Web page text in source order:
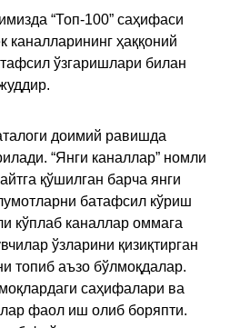
“Топ-100” саҳифаси
каналларининг ҳаққоний
ўзгаришлари билан
доимий равишда
“Янги каналлар” номли
қўшилган барча янги
батафсил кўриш
кўплаб каналлар оммага
ўзларини қизиқтирган
топиб аъзо бўлмоқдалар.
саҳифалари ва
фаол иш олиб боряпти.